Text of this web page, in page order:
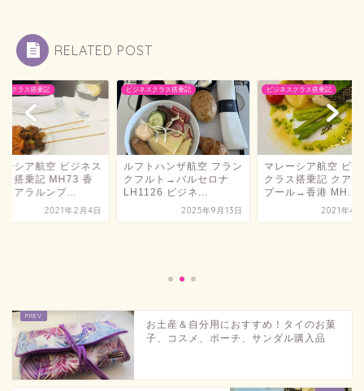
RELATED POST
スクラス搭乗記
トハンザ航空 フラン
ルト→バルセロナ
ビジネ...
2025年9月13日
ビジネスクラス搭乗記
マレーシア航空 ビジネス
クラス搭乗記 クアラルン
プール→香港 MH...
2021年4月20日
ビジネスクラス搭乗記
マレーシア航空 ビジ
お土産＆自分用におすすめ！タイのお菓
子、コスメ、ポーチ、サンダル購入品